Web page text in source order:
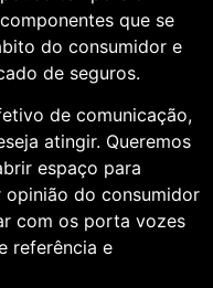
que se
do consumidor e
de seguros.
de comunicação,
atingir. Queremos
espaço para
do consumidor
com os porta vozes
referência e